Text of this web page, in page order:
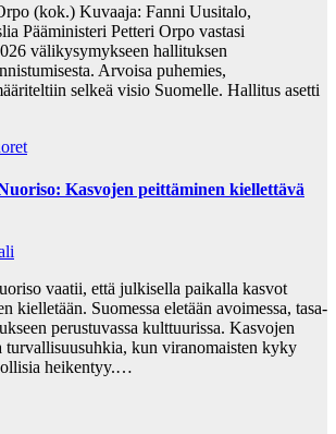
(kok.) Kuvaaja: Fanni Uusitalo,
Pääministeri Petteri Orpo vastasi
välikysymykseen hallituksen
Arvoisa puhemies,
selkeä visio Suomelle. Hallitus asetti
Kasvojen peittäminen kiellettävä
vaatii, että julkisella paikalla kasvot
kielletään. Suomessa eletään avoimessa, tasa-
perustuvassa kulttuurissa. Kasvojen
turvallisuusuhkia, kun viranomaisten kyky
heikentyy.…